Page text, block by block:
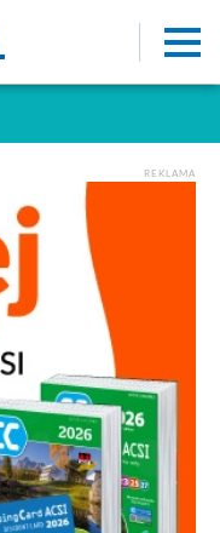
REKLAMA